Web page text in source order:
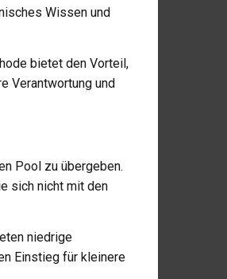
Wissen und
bietet den Vorteil,
Verantwortung und
Pool zu übergeben.
sich nicht mit den
niedrige
Einstieg für kleinere